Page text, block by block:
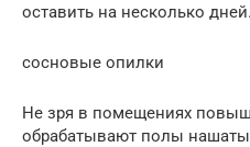
оставить на несколько дней.
сосновые опилки
Не зря в помещениях
обрабатывают полы